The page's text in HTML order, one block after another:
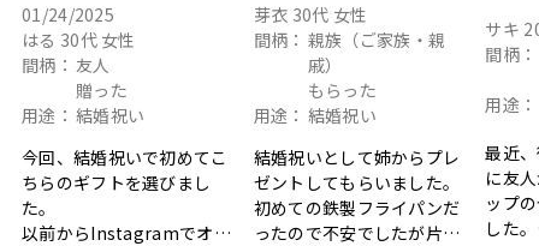
01/24/2025
はる 30代 女性
間柄： 友人
贈った
用途： 結婚祝い
今回、結婚祝いで初めてこ
ちらのギフトを選びまし
た。
以前からInstagramでオシ
芽衣 30代 女性
間柄： 親族（ご家族・親
戚）
もらった
用途： 結婚祝い
結婚祝いとして姉からプレ
ゼントしてもらいました。
初めての鉄製フライパンだ
ったので不安でしたが片手
サキ
間柄：
用途：
最近
に友
ップ
した。